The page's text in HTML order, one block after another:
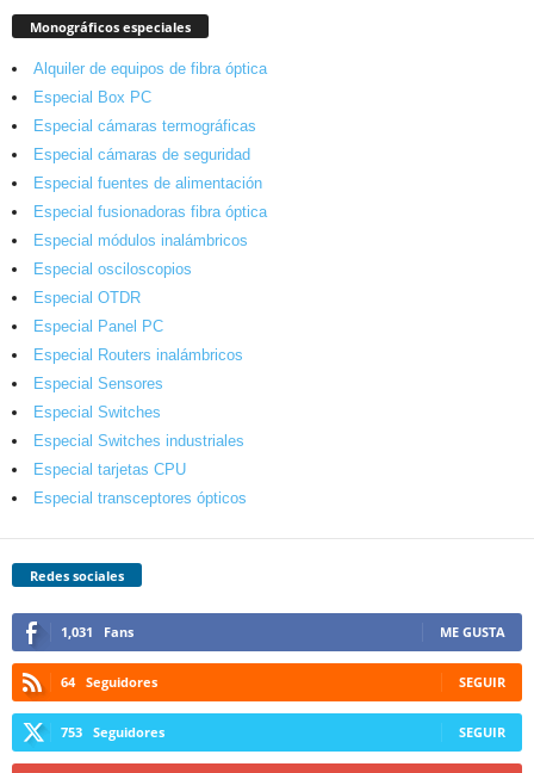
Monográficos especiales
Alquiler de equipos de fibra óptica
Especial Box PC
Especial cámaras termográficas
Especial cámaras de seguridad
Especial fuentes de alimentación
Especial fusionadoras fibra óptica
Especial módulos inalámbricos
Especial osciloscopios
Especial OTDR
Especial Panel PC
Especial Routers inalámbricos
Especial Sensores
Especial Switches
Especial Switches industriales
Especial tarjetas CPU
Especial transceptores ópticos
Redes sociales
1,031 Fans ME GUSTA
64 Seguidores SEGUIR
753 Seguidores SEGUIR